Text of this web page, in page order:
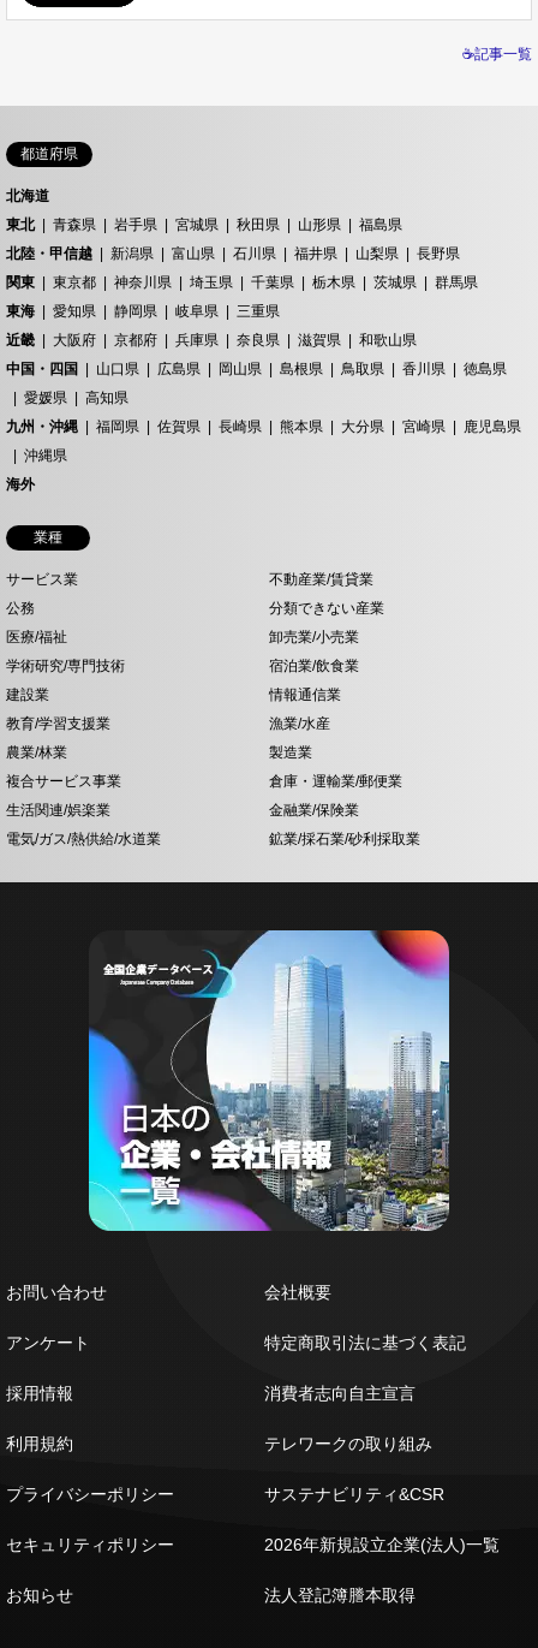
☕記事一覧
都道府県
北海道
東北
青森県 岩手県 宮城県 秋田県 山形県
福島県
北陸・甲信越
新潟県 富山県 石川県 福井県 山梨県
長野県
関東
東京都 神奈川県 埼玉県 千葉県 栃木県 茨城県
群馬県
東海
愛知県 静岡県 岐阜県
三重県
近畿
大阪府 京都府 兵庫県 奈良県 滋賀県
和歌山県
中国・四国
山口県 広島県 岡山県 島根県 鳥取県 香川県
徳島県
愛媛県
高知県
九州・沖縄
福岡県 佐賀県 長崎県 熊本県 大分県 宮崎県
鹿児島県
沖縄県
海外
業種
サービス業
不動産業/賃貸業
公務
分類できない産業
医療/福祉
卸売業/小売業
学術研究/専門技術
宿泊業/飲食業
建設業
情報通信業
教育/学習支援業
漁業/水産
農業/林業
製造業
複合サービス事業
倉庫・運輸業/郵便業
生活関連/娯楽業
金融業/保険業
電気/ガス/熱供給/水道業
鉱業/採石業/砂利採取業
お問い合わせ
アンケート
採用情報
利用規約
プライバシーポリシー
セキュリティポリシー
お知らせ
会社概要
特定商取引法に基づく表記
消費者志向自主宣言
テレワークの取り組み
サステナビリティ&CSR
2026年新規設立企業(法人)一覧
法人登記簿謄本取得